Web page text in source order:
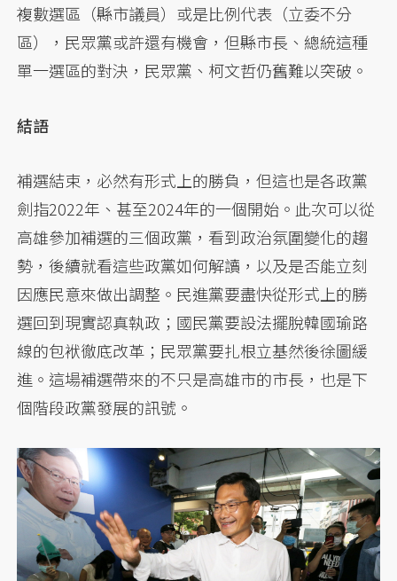
複數選區（縣市議員）或是比例代表（立委不分
區），民眾黨或許還有機會，但縣市長、總統這種
單一選區的對決，民眾黨、柯文哲仍舊難以突破。
結語
補選結束，必然有形式上的勝負，但這也是各政黨
劍指2022年、甚至2024年的一個開始。此次可以從
高雄參加補選的三個政黨，看到政治氛圍變化的趨
勢，後續就看這些政黨如何解讀，以及是否能立刻
因應民意來做出調整。民進黨要盡快從形式上的勝
選回到現實認真執政；國民黨要設法擺脫韓國瑜路
線的包袱徹底改革；民眾黨要扎根立基然後徐圖緩
進。這場補選帶來的不只是高雄市的市長，也是下
個階段政黨發展的訊號。